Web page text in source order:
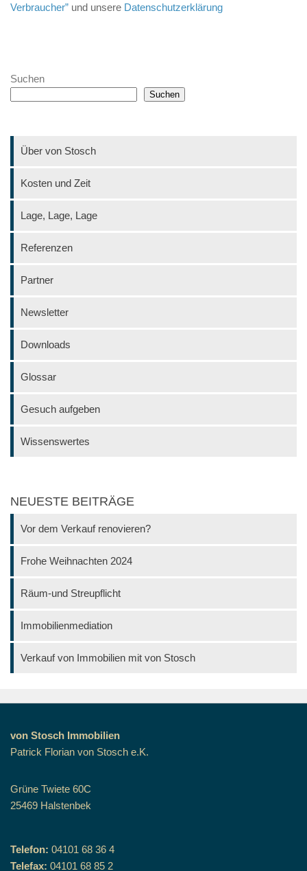
Verbraucher” und unsere Datenschutzerklärung
Suchen
Suchen
Über von Stosch
Kosten und Zeit
Lage, Lage, Lage
Referenzen
Partner
Newsletter
Downloads
Glossar
Gesuch aufgeben
Wissenswertes
NEUESTE BEITRÄGE
Vor dem Verkauf renovieren?
Frohe Weihnachten 2024
Räum-und Streupflicht
Immobilienmediation
Verkauf von Immobilien mit von Stosch
von Stosch Immobilien
Patrick Florian von Stosch e.K.
Grüne Twiete 60C
25469 Halstenbek
Telefon: 04101 68 36 4
Telefax: 04101 68 85 2